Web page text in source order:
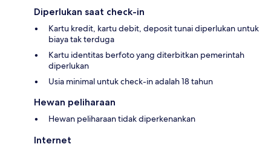
Diperlukan saat check-in
Kartu kredit, kartu debit, deposit tunai diperlukan untuk
biaya tak terduga
Kartu identitas berfoto yang diterbitkan pemerintah
diperlukan
Usia minimal untuk check-in adalah 18 tahun
Hewan peliharaan
Hewan peliharaan tidak diperkenankan
Internet